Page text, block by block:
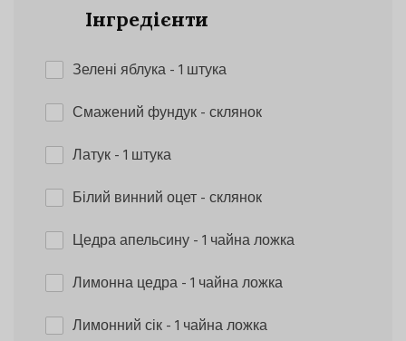
Інгредієнти
Зелені яблука- 1 штука
Смажений фундук- склянок
Латук- 1 штука
Білий винний оцет- склянок
Цедра апельсину- 1 чайна ложка
Лимонна цедра- 1 чайна ложка
Лимонний сік- 1 чайна ложка